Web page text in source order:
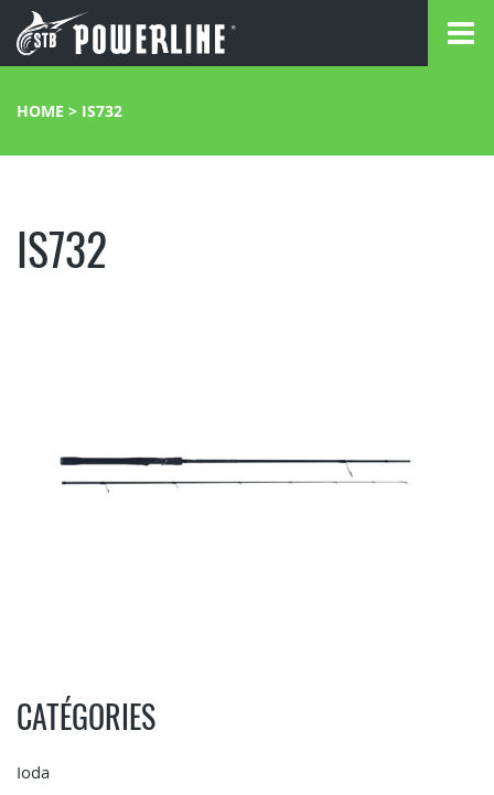
HOME > IS732
IS732
CATÉGORIES
Ioda